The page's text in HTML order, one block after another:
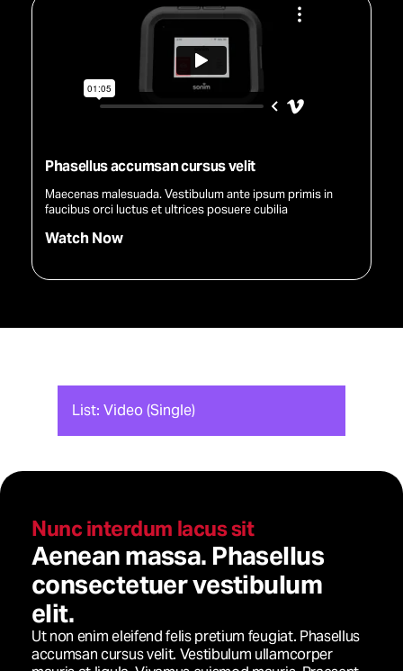
Phasellus accumsan cursus velit
Maecenas malesuada. Vestibulum ante ipsum primis in
faucibus orci luctus et ultrices posuere cubilia
Watch Now
List: Video (Single)
Nunc interdum lacus sit
Aenean massa. Phasellus
consectetuer vestibulum
elit.
Ut non enim eleifend felis pretium feugiat. Phasellus
accumsan cursus velit. Vestibulum ullamcorper